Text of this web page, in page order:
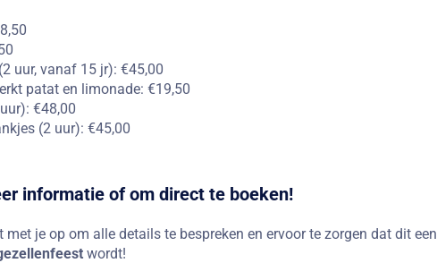
uur, vanaf 15 jr): €45,00
patat en limonade: €19,50
€48,00
(2 uur): €45,00
informatie of om direct te boeken!
je op om alle details te bespreken en ervoor te zorgen dat dit een
wordt!